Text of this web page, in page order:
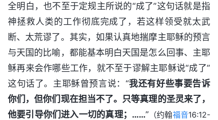
全明白，也不至于定规主所说的“成了”这句话就是指
神拯救人类的工作彻底完成了，若这样领受就太武
断、太荒谬了。其实，如果认真地揣摩主耶稣的预言
与天国的比喻，都能基本明白天国是怎么回事、主耶
稣再来会作哪些工作，就不至于谬解主耶稣说“成了”
这句话了。主耶稣曾预言说：“我还有好些事要告诉
你们，但你们现在担当不了。只等真理的圣灵来了，
他要引导你们进入一切的真理；……” （约翰福音16:12-